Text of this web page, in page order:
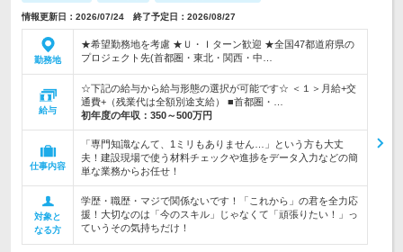
情報更新日：2026/07/24 終了予定日：2026/08/27
勤務地
★希望勤務地を考慮 ★Ｕ・Ｉターン歓迎 ★全国47都道府県の
プロジェクト先(首都圏・東北・関西・中…
給与
☆下記の給与から給与形態の選択が可能です☆ ＜１＞月給+交
通費+（残業代は全額別途支給） ■首都圏・…
初年度の年収： 350～500万円
仕事内容
「専門知識なんて、1ミリもありません…」という方も大丈
夫！建設現場で使う材料チェックや進捗をデータ入力などの簡
単な業務からお任せ！
対象と
なる方
学歴・職歴・マジで関係ないです！「これから」の君を全力応
援！大切なのは「今のスキル」じゃなくて「頑張りたい！」っ
ていうその気持ちだけ！